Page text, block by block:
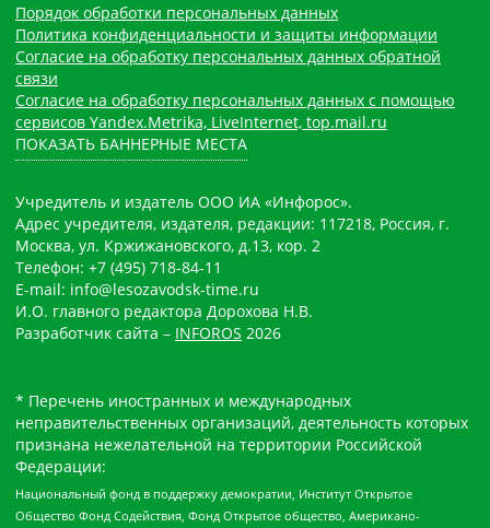
Порядок обработки персональных данных
Политика конфиденциальности и защиты информации
Согласие на обработку персональных данных обратной
связи
Согласие на обработку персональных данных с помощью
сервисов Yandex.Metrika, LiveInternet, top.mail.ru
ПОКАЗАТЬ БАННЕРНЫЕ МЕСТА
Учредитель и издатель ООО ИА «Инфорос».
Адрес учредителя, издателя, редакции: 117218, Россия, г.
Москва, ул. Кржижановского, д.13, кор. 2
Телефон: +7 (495) 718-84-11
E-mail: info@lesozavodsk-time.ru
И.О. главного редактора Дорохова Н.В.
Разработчик сайта – INFOROS 2026
* Перечень иностранных и международных
неправительственных организаций, деятельность которых
признана нежелательной на территории Российской
Федерации:
Национальный фонд в поддержку демократии, Институт Открытое
Общество Фонд Содействия, Фонд Открытое общество, Американо-